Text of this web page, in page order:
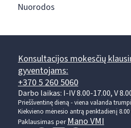
Nuorodos
Konsultacijos mokesčių
gyventojams:
+370 5 260 5060
Darbo laikas: I-IV 8.00-17.00, V
Prieššventinę dieną - viena valanda
Kiekvieno mėnesio antrą penktadienį 8.00
Paklausimas per Mano VMI